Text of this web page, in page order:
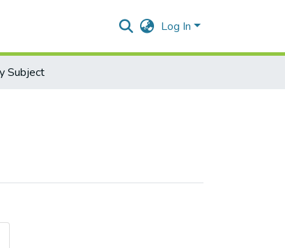
Log In
Subject